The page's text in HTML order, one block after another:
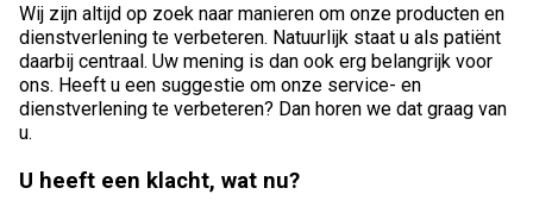
Wij zijn altijd op zoek naar manieren om onze producten en
dienstverlening te verbeteren. Natuurlijk staat u als patiënt
daarbij centraal. Uw mening is dan ook erg belangrijk voor
ons. Heeft u een suggestie om onze service- en
dienstverlening te verbeteren? Dan horen we dat graag van
u.
U heeft een klacht, wat nu?